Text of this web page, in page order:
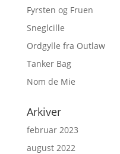
Fyrsten og Fruen
Sneglcille
Ordgylle fra Outlaw
Tanker Bag
Nom de Mie
Arkiver
februar 2023
august 2022